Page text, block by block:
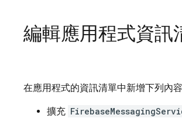
編輯應用程式資訊
在應用程式的資訊清單中新增下列內容
擴充